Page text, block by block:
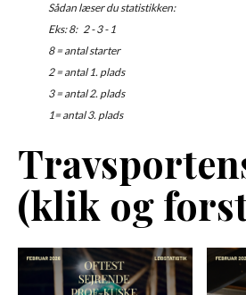
Sådan læser du statistikken:
Eks: 8: 2 - 3 - 1
8 = antal starter
2 = antal 1. plads
3 = antal 2. plads
1= antal 3. plads
(klik og